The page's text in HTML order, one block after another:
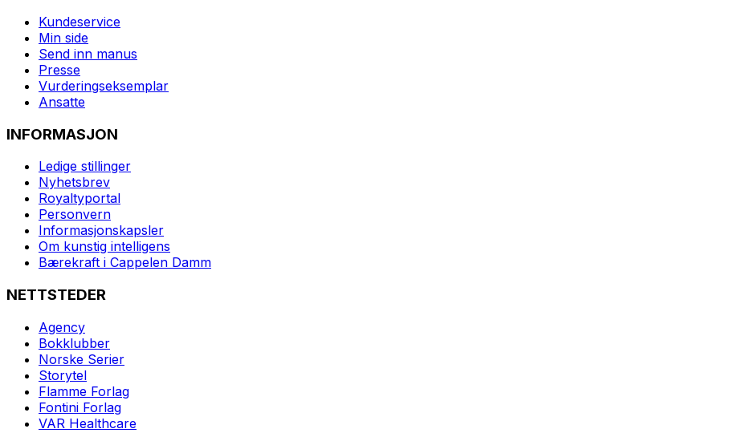
Kundeservice
Min side
Send inn manus
Presse
Vurderingseksemplar
Ansatte
INFORMASJON
Ledige stillinger
Nyhetsbrev
Royaltyportal
Personvern
Informasjonskapsler
Om kunstig intelligens
Bærekraft i Cappelen Damm
NETTSTEDER
Agency
Bokklubber
Norske Serier
Storytel
Flamme Forlag
Fontini Forlag
VAR Healthcare